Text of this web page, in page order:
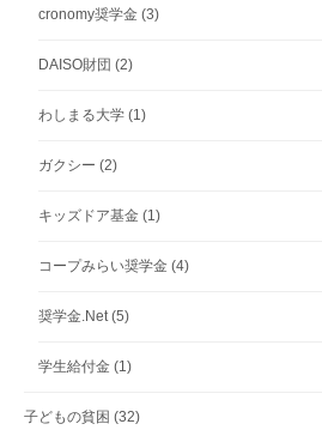
cronomy奨学金 (3)
DAISO財団 (2)
わしまる大学 (1)
ガクシー (2)
キッズドア基金 (1)
コープみらい奨学金 (4)
奨学金.Net(5)
学生給付金 (1)
子どもの貧困 (32)